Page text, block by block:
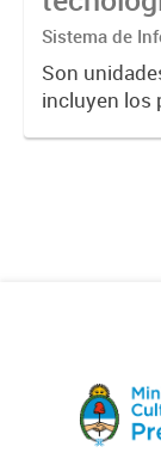
Sistema de
Tecnología
Son
incluyen los